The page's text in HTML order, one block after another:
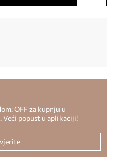
OFF za kupnju u
popust u aplikaciji!